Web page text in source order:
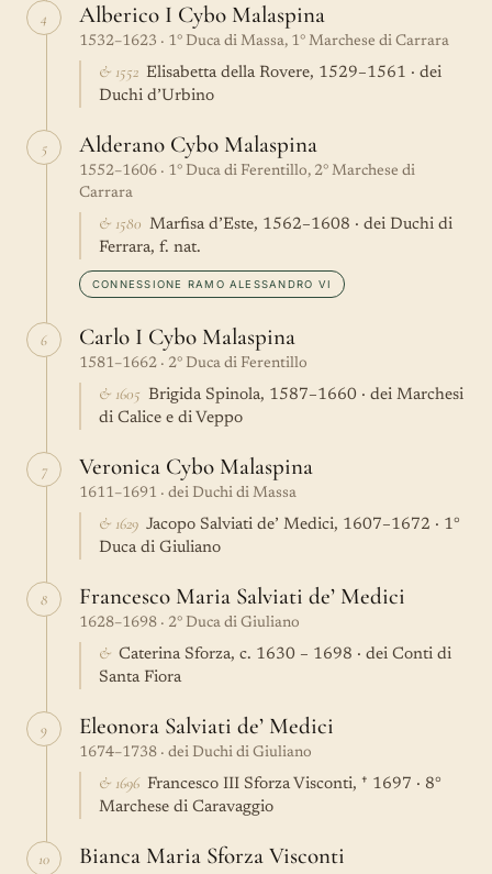
4 Alberico I Cybo Malaspina
1532–1623 · 1° Duca di Massa, 1° Marchese di Carrara
& 1552 Elisabetta della Rovere, 1529–1561 · dei
Duchi d’Urbino
5 Alderano Cybo Malaspina
1552–1606 · 1° Duca di Ferentillo, 2° Marchese di
Carrara
& 1580 Marfisa d’Este, 1562–1608 · dei Duchi di
Ferrara, f. nat.
CONNESSIONE RAMO ALESSANDRO VI
6 Carlo I Cybo Malaspina
1581–1662 · 2° Duca di Ferentillo
& 1605 Brigida Spinola, 1587–1660 · dei Marchesi
di Calice e di Veppo
7 Veronica Cybo Malaspina
1611–1691 · dei Duchi di Massa
& 1629 Jacopo Salviati de’ Medici, 1607–1672 · 1°
Duca di Giuliano
8 Francesco Maria Salviati de’ Medici
1628–1698 · 2° Duca di Giuliano
& Caterina Sforza, c. 1630 – 1698 · dei Conti di
Santa Fiora
9 Eleonora Salviati de’ Medici
1674–1738 · dei Duchi di Giuliano
& 1696 Francesco III Sforza Visconti, † 1697 · 8°
Marchese di Caravaggio
10 Bianca Maria Sforza Visconti